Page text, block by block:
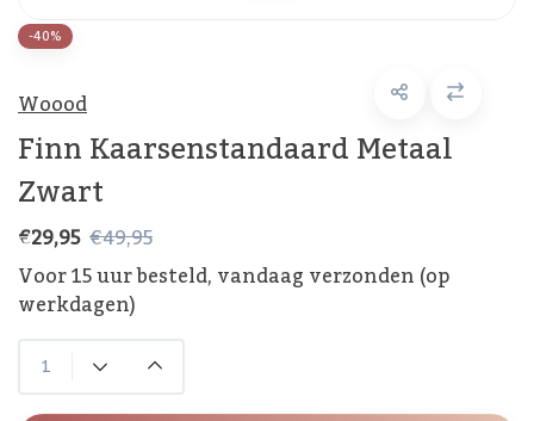
-40%
Woood
Finn Kaarsenstandaard Metaal
Zwart
€29,95 €49,95
Voor 15 uur besteld, vandaag verzonden (op
werkdagen)